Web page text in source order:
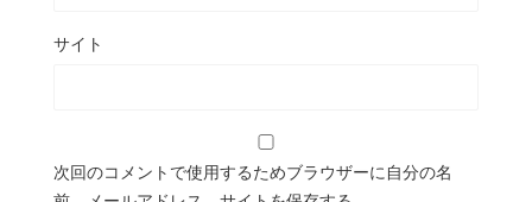
サイト
次回のコメントで使用するためブラウザーに自分の名